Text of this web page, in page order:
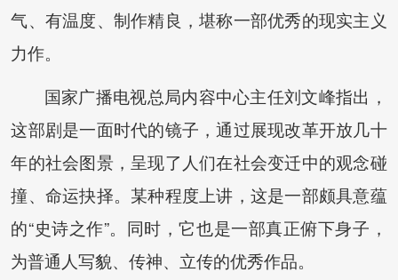
气、有温度、制作精良，堪称一部优秀的现实主义
力作。
国家广播电视总局内容中心主任刘文峰指出，
这部剧是一面时代的镜子，通过展现改革开放几十
年的社会图景，呈现了人们在社会变迁中的观念碰
撞、命运抉择。某种程度上讲，这是一部颇具意蕴
的“史诗之作”。同时，它也是一部真正俯下身子，
为普通人写貌、传神、立传的优秀作品。